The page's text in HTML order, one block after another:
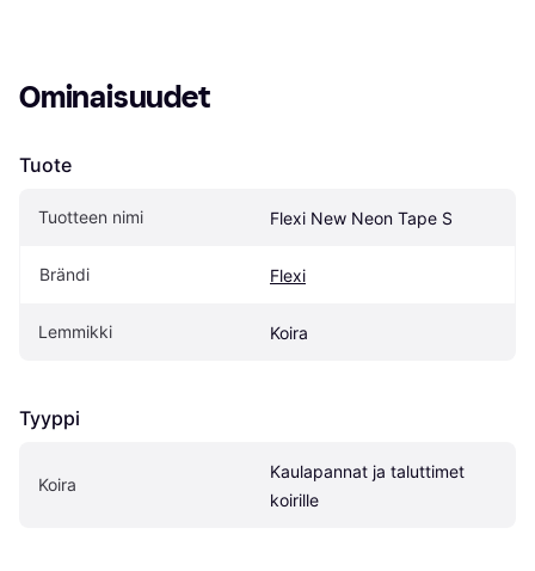
Ominaisuudet
Tuote
Tuotteen nimi Flexi New Neon Tape S
Brändi Flexi
Lemmikki Koira
Tyyppi
Koira
Kaulapannat ja taluttimet
koirille